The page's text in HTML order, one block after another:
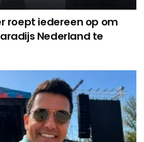
roept iedereen op om
Nederland te